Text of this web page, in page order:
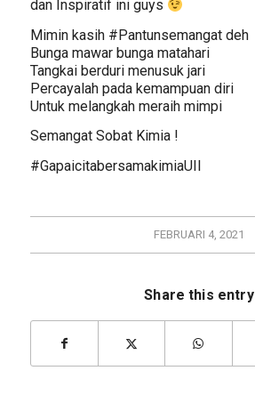
dan Inspiratif ini guys
Mimin kasih #Pantunsemangat deh
Bunga mawar bunga matahari
Tangkai berduri menusuk jari
Percayalah pada kemampuan diri
Untuk melangkah meraih mimpi
Semangat Sobat Kimia !
#GapaicitabersamakimiaUII
FEBRUARI 4, 2021
Share this entry